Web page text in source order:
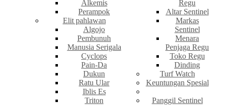
Alkemis
Perampok
Elit pahlawan
Algojo
Pembunuh
Manusia Serigala
Cyclops
Pain-Da
Dukun
Ratu Ular
Iblis Es
Triton
Regu
Altar Sentinel
Markas
Sentinel
Menara
Penjaga Regu
Toko Regu
Dinding
Turf Watch
Keuntungan Spesial
Panggil Sentinel